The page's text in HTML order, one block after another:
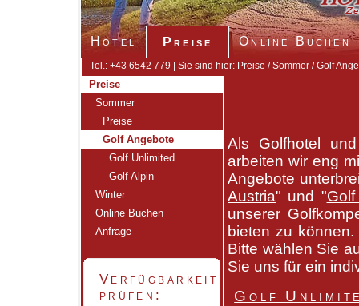
Hotel Preise Online Buchen
Tel.: +43 6542 779 | Sie sind hier: Preise /Sommer / Golf
Als Golfhotel
arbeiten wir eng
Angebote
Austria" und "
unserer
bieten zu
Bitte wählen Sie
Sie uns für ein
Golf
Preise
Sommer
Preise
Golf Angebote
Golf Unlimited
Golf Alpin
Winter
Online Buchen
Anfrage
Verfügbarkeit
prüfen: